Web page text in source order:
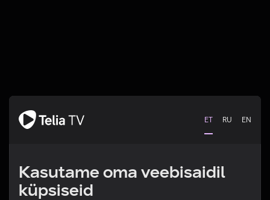
ET RU EN
Kasutame oma veebisaidil
küpsiseid